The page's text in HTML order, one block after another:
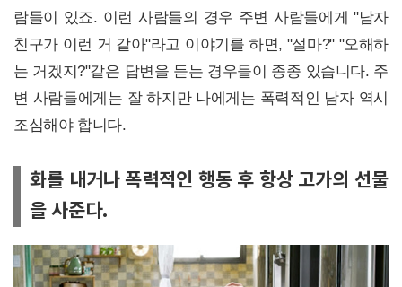
람들이 있죠. 이런 사람들의 경우 주변 사람들에게 "남자
친구가 이런 거 같아"라고 이야기를 하면, "설마?" "오해하
는 거겠지?"같은 답변을 듣는 경우들이 종종 있습니다. 주
변 사람들에게는 잘 하지만 나에게는 폭력적인 남자 역시
조심해야 합니다.
화를 내거나 폭력적인 행동 후 항상 고가의 선물
을 사준다.